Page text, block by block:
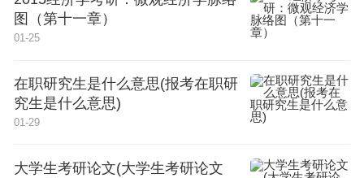
商学院，多开一些课程，势头上整挺好，一副我要做
大做强的局面。所以，这几年布里斯托的入读率也比
校都变成王曼爱布了，都把华威给踹出去了。
但布里斯托这个学校，也是和爱丁堡一样，入读前和
图（第十一章）
01-25
在职研究生是什么意思(报考在职研
究生是什么意思)
01-29
大学生考研论文(大学生考研论文